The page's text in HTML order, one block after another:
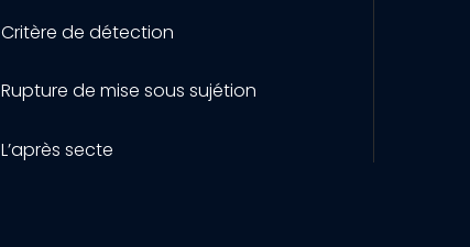
Critère de détection
Rupture de mise sous sujétion
L’après secte